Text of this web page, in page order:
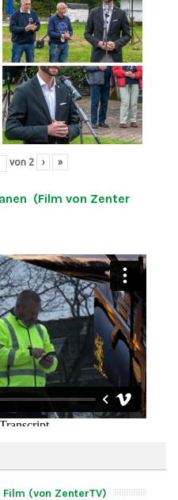
von 2 › »
(Film von Zenter
(von ZenterTV)